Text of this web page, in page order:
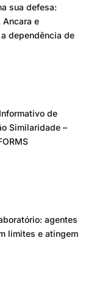
sua defesa:
Ancara e
dependência de
de
Similaridade –
agentes
limites e atingem